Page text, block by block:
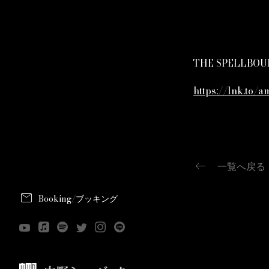
mail Booking/ブッキング
THE
https://lnk.to/
keyboard_backspace 一覧へ戻る